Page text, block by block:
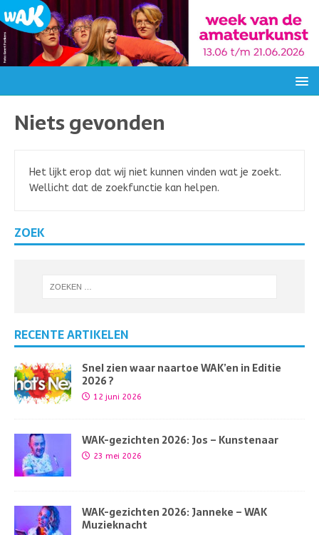
Niets gevonden
Het lijkt erop dat wij niet kunnen vinden wat je zoekt.
Wellicht dat de zoekfunctie kan helpen.
ZOEK
RECENTE ARTIKELEN
Snel zien waar naartoe WAK’en in Editie
2026 ?
12 juni 2026
WAK-gezichten 2026: Jos – Kunstenaar
23 mei 2026
WAK-gezichten 2026: Janneke – WAK
Muzieknacht